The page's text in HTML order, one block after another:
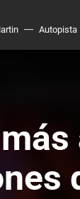
Autopista